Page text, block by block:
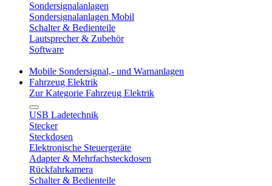
Sondersignalanlagen
Sondersignalanlagen Mobil
Schalter & Bedienteile
Lautsprecher & Zubehör
Software
Mobile Sondersignal,- und Warnanlagen
Fahrzeug Elektrik
Zur Kategorie Fahrzeug Elektrik
USB Ladetechnik
Stecker
Steckdosen
Elektronische Steuergeräte
Adapter & Mehrfachsteckdosen
Rückfahrkamera
Schalter & Bedienteile